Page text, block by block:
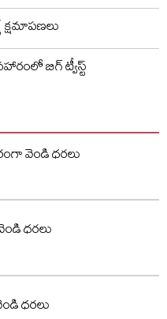
క్షమాపణలు
బిగ్ ట్వీస్ట్
వెండి ధరలు
ధరలు
ధరలు